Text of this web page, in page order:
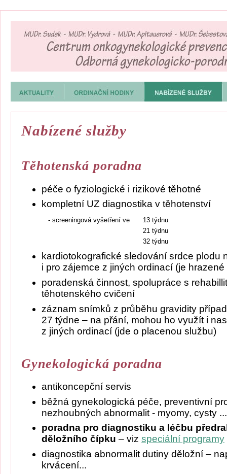
Nabízené služby
Těhotenská poradna
péče o fyziologické i rizikové těhotné
kompletní UZ diagnostika v těhotenství
- screeningová vyšetření ve
13 týdnu
21 týdnu
32 týdnu
kardiotokografické sledování srdce plodu
i pro zájemce z jiných ordinací (je
poradenská činnost, spolupráce s
těhotenského cvičení
záznam snímků z průběhu gravidity
27 týdne – na přání, mohou ho využít i
z jiných ordinací (jde o placenou službu)
Gynekologická poradna
antikoncepční servis
běžná gynekologická péče, preventivní
nezhoubných abnormalit - myomy, cysty ...
poradna pro diagnostiku a léčbu
děložního čípku – viz speciální programy
diagnostika abnormalit dutiny děložní –
krvácení...